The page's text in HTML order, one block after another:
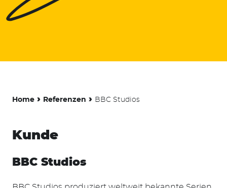
Home › Referenzen › BBC Studios
Kunde
BBC Studios